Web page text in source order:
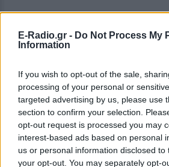
E-Radio.gr - Do Not Process My
Information
If you wish to opt-out of the sale,
processing of your personal or
targeted advertising by us, please use
section to confirm your selection.
opt-out request is processed you may
interest-based ads based on personal
us or personal information disclosed
your opt-out. You may separately opt-